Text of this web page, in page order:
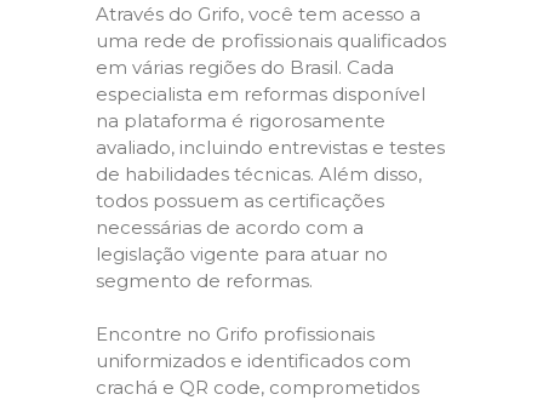
Através do Grifo, você tem acesso a
uma rede de profissionais qualificados
em várias regiões do Brasil. Cada
especialista em reformas disponível
na plataforma é rigorosamente
avaliado, incluindo entrevistas e testes
de habilidades técnicas. Além disso,
todos possuem as certificações
necessárias de acordo com a
legislação vigente para atuar no
segmento de reformas.
Encontre no Grifo profissionais
uniformizados e identificados com
crachá e QR code, comprometidos